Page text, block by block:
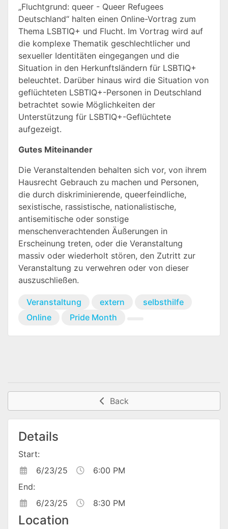
„Fluchtgrund: queer - Queer Refugees
Deutschland“ halten einen Online-Vortrag zum
Thema LSBTIQ+ und Flucht. Im Vortrag wird auf
die komplexe Thematik geschlechtlicher und
sexueller Identitäten eingegangen und die
Situation in den Herkunftsländern für LSBTIQ+
beleuchtet. Darüber hinaus wird die Situation von
geflüchteten LSBTIQ+-Personen in Deutschland
betrachtet sowie Möglichkeiten der
Unterstützung für LSBTIQ+-Geflüchtete
aufgezeigt.
Gutes Miteinander
Die Veranstaltenden behalten sich vor, von ihrem
Hausrecht Gebrauch zu machen und Personen,
die durch diskriminierende, queerfeindliche,
sexistische, rassistische, nationalistische,
antisemitische oder sonstige
menschenverachtenden Äußerungen in
Erscheinung treten, oder die Veranstaltung
massiv oder wiederholt stören, den Zutritt zur
Veranstaltung zu verwehren oder von dieser
auszuschließen.
Veranstaltung extern
selbsthilfe
Online
Pride Month
Back
Details
Start:
6/23/25
6:00 PM
End:
6/23/25
8:30 PM
Location